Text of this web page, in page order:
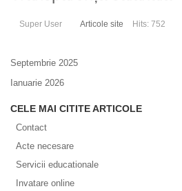
Super User Articole site Hits: 752
Septembrie 2025
Ianuarie 2026
CELE MAI CITITE ARTICOLE
Contact
Acte necesare
Servicii educationale
Invatare online